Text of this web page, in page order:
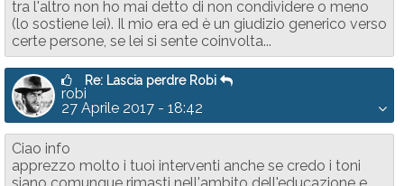
tra l'altro non ho mai detto di non condividere o meno
(lo sostiene lei). Il mio era ed è un giudizio generico verso
certe persone, se lei si sente coinvolta...
Re: Lascia perdre Robi
robi
27 Aprile 2017 - 18:42
Ciao info
apprezzo molto i tuoi interventi anche se credo i toni